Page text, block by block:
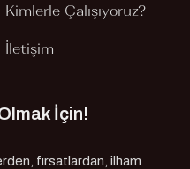
Kimlerle Çalışıyoruz?
İletişim
İçin!
fırsatlardan, ilham